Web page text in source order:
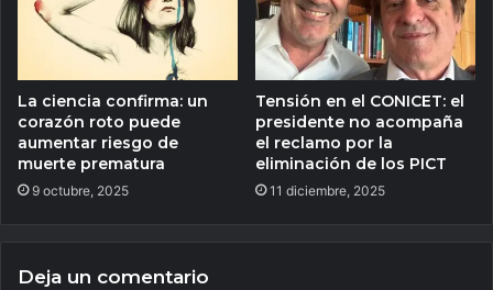
La ciencia confirma: un
corazón roto puede
aumentar riesgo de
muerte prematura
9 octubre, 2025
Tensión en el CONICET: el
presidente no acompaña
el reclamo por la
eliminación de los PICT
11 diciembre, 2025
Deja un comentario